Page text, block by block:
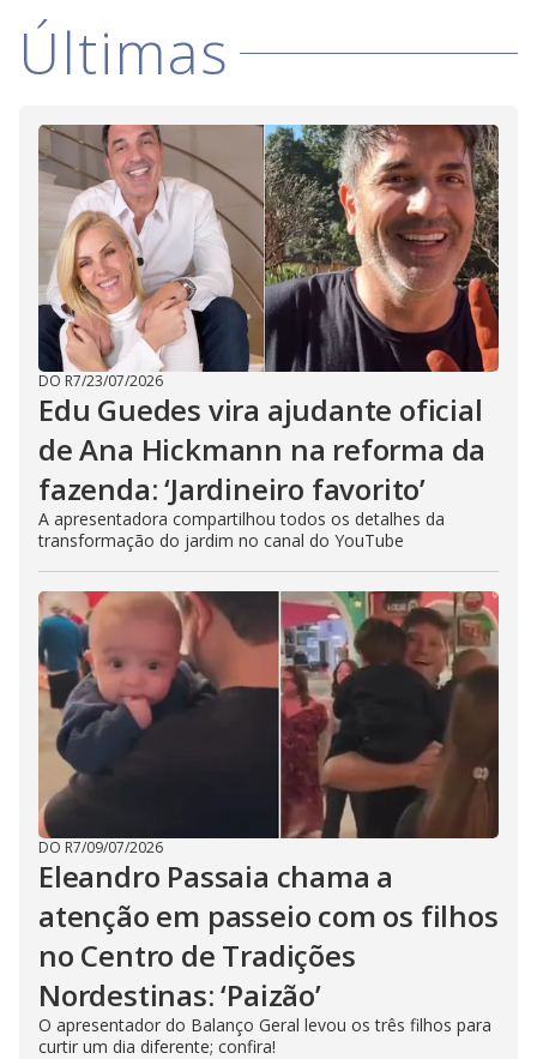
e
o
Últimas
DO R7/23/07/2026
Edu Guedes vira ajudante oficial
de Ana Hickmann na reforma da
fazenda: ‘Jardineiro favorito’
A apresentadora compartilhou todos os detalhes da
transformação do jardim no canal do YouTube
DO R7/09/07/2026
Eleandro Passaia chama a
atenção em passeio com os filhos
no Centro de Tradições
Nordestinas: ‘Paizão’
O apresentador do Balanço Geral levou os três filhos para
curtir um dia diferente; confira!